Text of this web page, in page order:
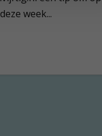
week...